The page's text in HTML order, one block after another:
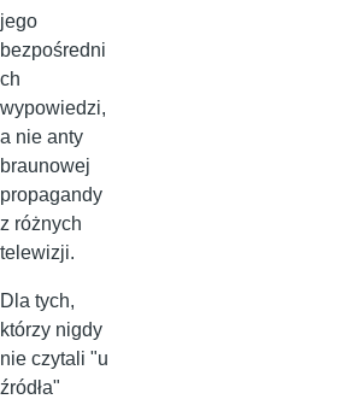
jego
bezpośredni
ch
wypowiedzi,
a nie anty
braunowej
propagandy
z różnych
telewizji.
Dla tych,
którzy nigdy
nie czytali "u
źródła"